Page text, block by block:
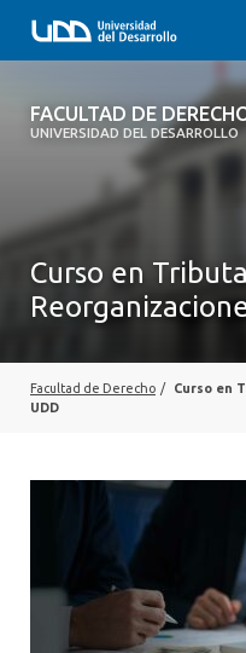
FACULTAD DE
UNIVERSIDAD DEL DESARROLLO
FACULTAD DE DERECHO
SOBRE LA FACULTAD
CARRERAS
PROFESORES
VINCULACIÓN CON EL MEDIO
INTERNACIONAL
Curso en
Facultad de Derecho /
Curso en
UDD